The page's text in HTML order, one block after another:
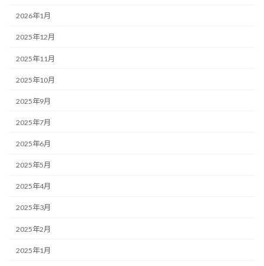
2026年1月
2025年12月
2025年11月
2025年10月
2025年9月
2025年7月
2025年6月
2025年5月
2025年4月
2025年3月
2025年2月
2025年1月